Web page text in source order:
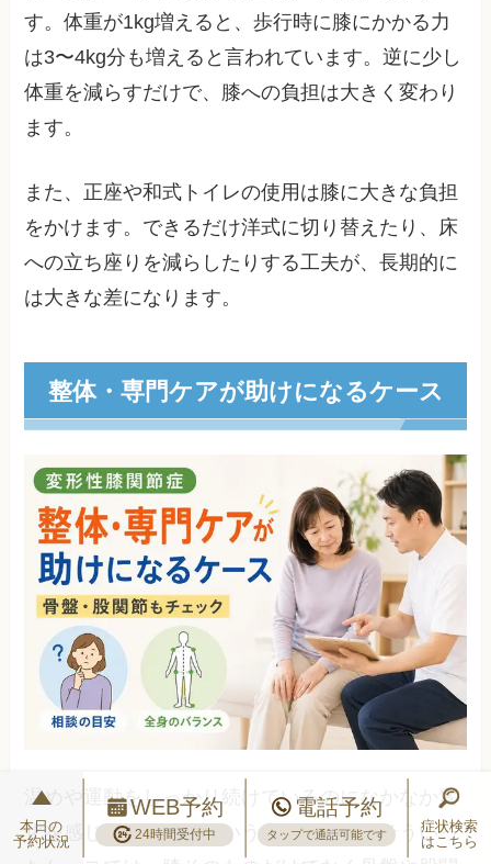
す。体重が1kg増えると、歩行時に膝にかかる力
は3〜4kg分も増えると言われています。逆に少し
体重を減らすだけで、膝への負担は大きく変わり
ます。
また、正座や和式トイレの使用は膝に大きな負担
をかけます。できるだけ洋式に切り替えたり、床
への立ち座りを減らしたりする工夫が、長期的に
は大きな差になります。
整体・専門ケアが助けになるケース
温めや運動をしっかり続けているのになかなか変
化を感じられない、という方もいます。そういっ
本日の
予約状況
WEB予約
24時間受付中
電話予約
タップで通話可能です
症状検索
はこちら